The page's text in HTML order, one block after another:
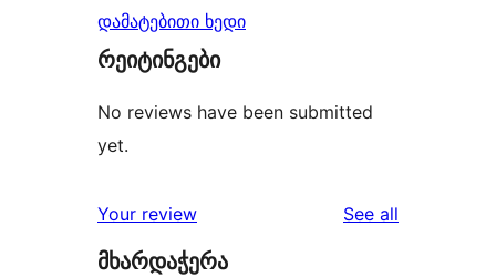
დამატებითი ხედი
რეიტინგები
No reviews have been submitted
yet.
Your review See all
მხარდაჭერა